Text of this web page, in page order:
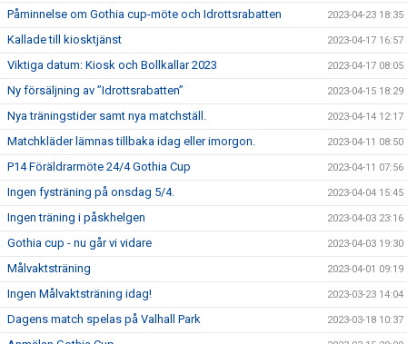
Påminnelse om Gothia cup-möte och Idrottsrabatten 2023-04-23 18:35
Kallade till kiosktjänst 2023-04-17 16:57
Viktiga datum: Kiosk och Bollkallar 2023 2023-04-17 08:05
Ny försäljning av ”Idrottsrabatten” 2023-04-15 18:29
Nya träningstider samt nya matchställ. 2023-04-14 12:17
Matchkläder lämnas tillbaka idag eller imorgon. 2023-04-11 08:50
P14 Föräldrarmöte 24/4 Gothia Cup 2023-04-11 07:56
Ingen fysträning på onsdag 5/4. 2023-04-04 15:45
Ingen träning i påskhelgen 2023-04-03 23:16
Gothia cup - nu går vi vidare 2023-04-03 19:30
Målvaktsträning 2023-04-01 09:19
Ingen Målvaktsträning idag! 2023-03-23 14:04
Dagens match spelas på Valhall Park 2023-03-18 10:37